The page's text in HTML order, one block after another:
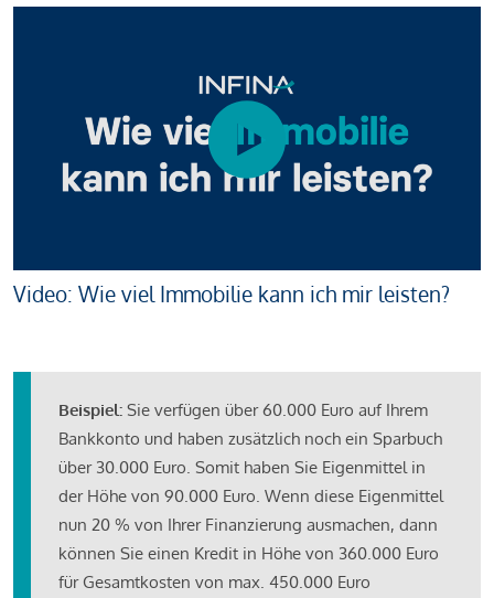
Video: Wie viel Immobilie kann ich mir leisten?
Beispiel: Sie verfügen über 60.000 Euro auf Ihrem
Bankkonto und haben zusätzlich noch ein Sparbuch
über 30.000 Euro. Somit haben Sie Eigenmittel in
der Höhe von 90.000 Euro. Wenn diese Eigenmittel
nun 20 % von Ihrer Finanzierung ausmachen, dann
können Sie einen Kredit in Höhe von 360.000 Euro
für Gesamtkosten von max. 450.000 Euro